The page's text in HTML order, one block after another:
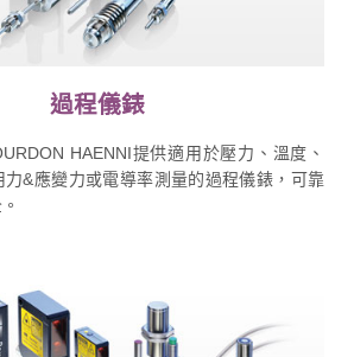
過程儀錶
HAENNI提供適用於壓力、溫度、
&應變力或電導率測量的過程儀錶，可靠